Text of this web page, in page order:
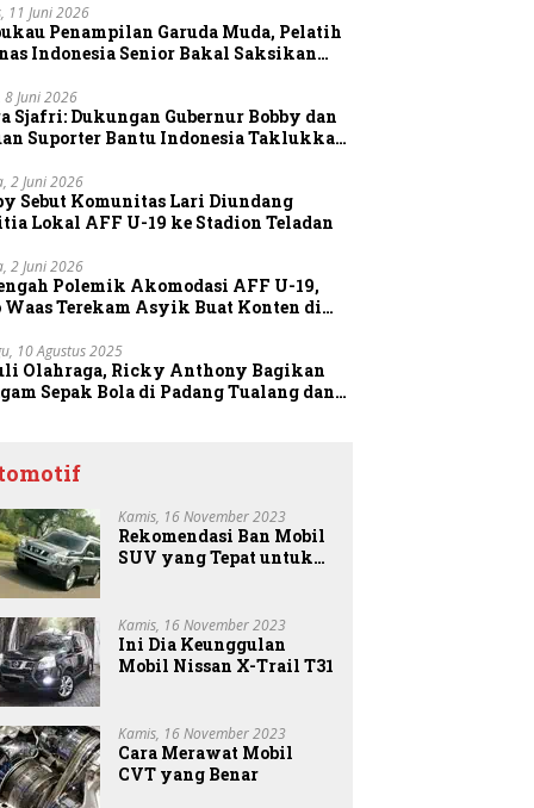
11 Juni 2026
Penampilan Garuda Muda, Pelatih
Indonesia Senior Bakal Saksikan
8 Juni 2026
Sjafri: Dukungan Gubernur Bobby dan
Suporter Bantu Indonesia Taklukkan
2 Juni 2026
Sebut Komunitas Lari Diundang
Lokal AFF U-19 ke Stadion Teladan
2 Juni 2026
Polemik Akomodasi AFF U-19,
Waas Terekam Asyik Buat Konten di
10 Agustus 2025
Olahraga, Ricky Anthony Bagikan
Sepak Bola di Padang Tualang dan
Kamis, 16 November 2023
Rekomendasi Ban Mobil
SUV yang Tepat untuk
Kamis, 16 November 2023
Ini Dia Keunggulan
Mobil Nissan X-Trail T31
Kamis, 16 November 2023
Cara Merawat Mobil
CVT yang Benar